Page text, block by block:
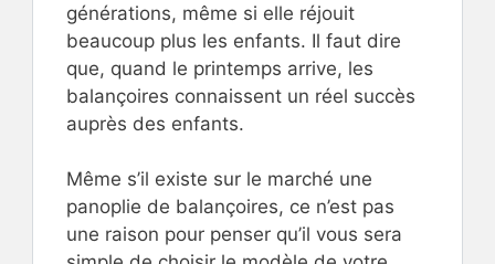
générations, même si elle réjouit
beaucoup plus les enfants. Il faut dire
que, quand le printemps arrive, les
balançoires connaissent un réel succès
auprès des enfants.
Même s’il existe sur le marché une
panoplie de balançoires, ce n’est pas
une raison pour penser qu’il vous sera